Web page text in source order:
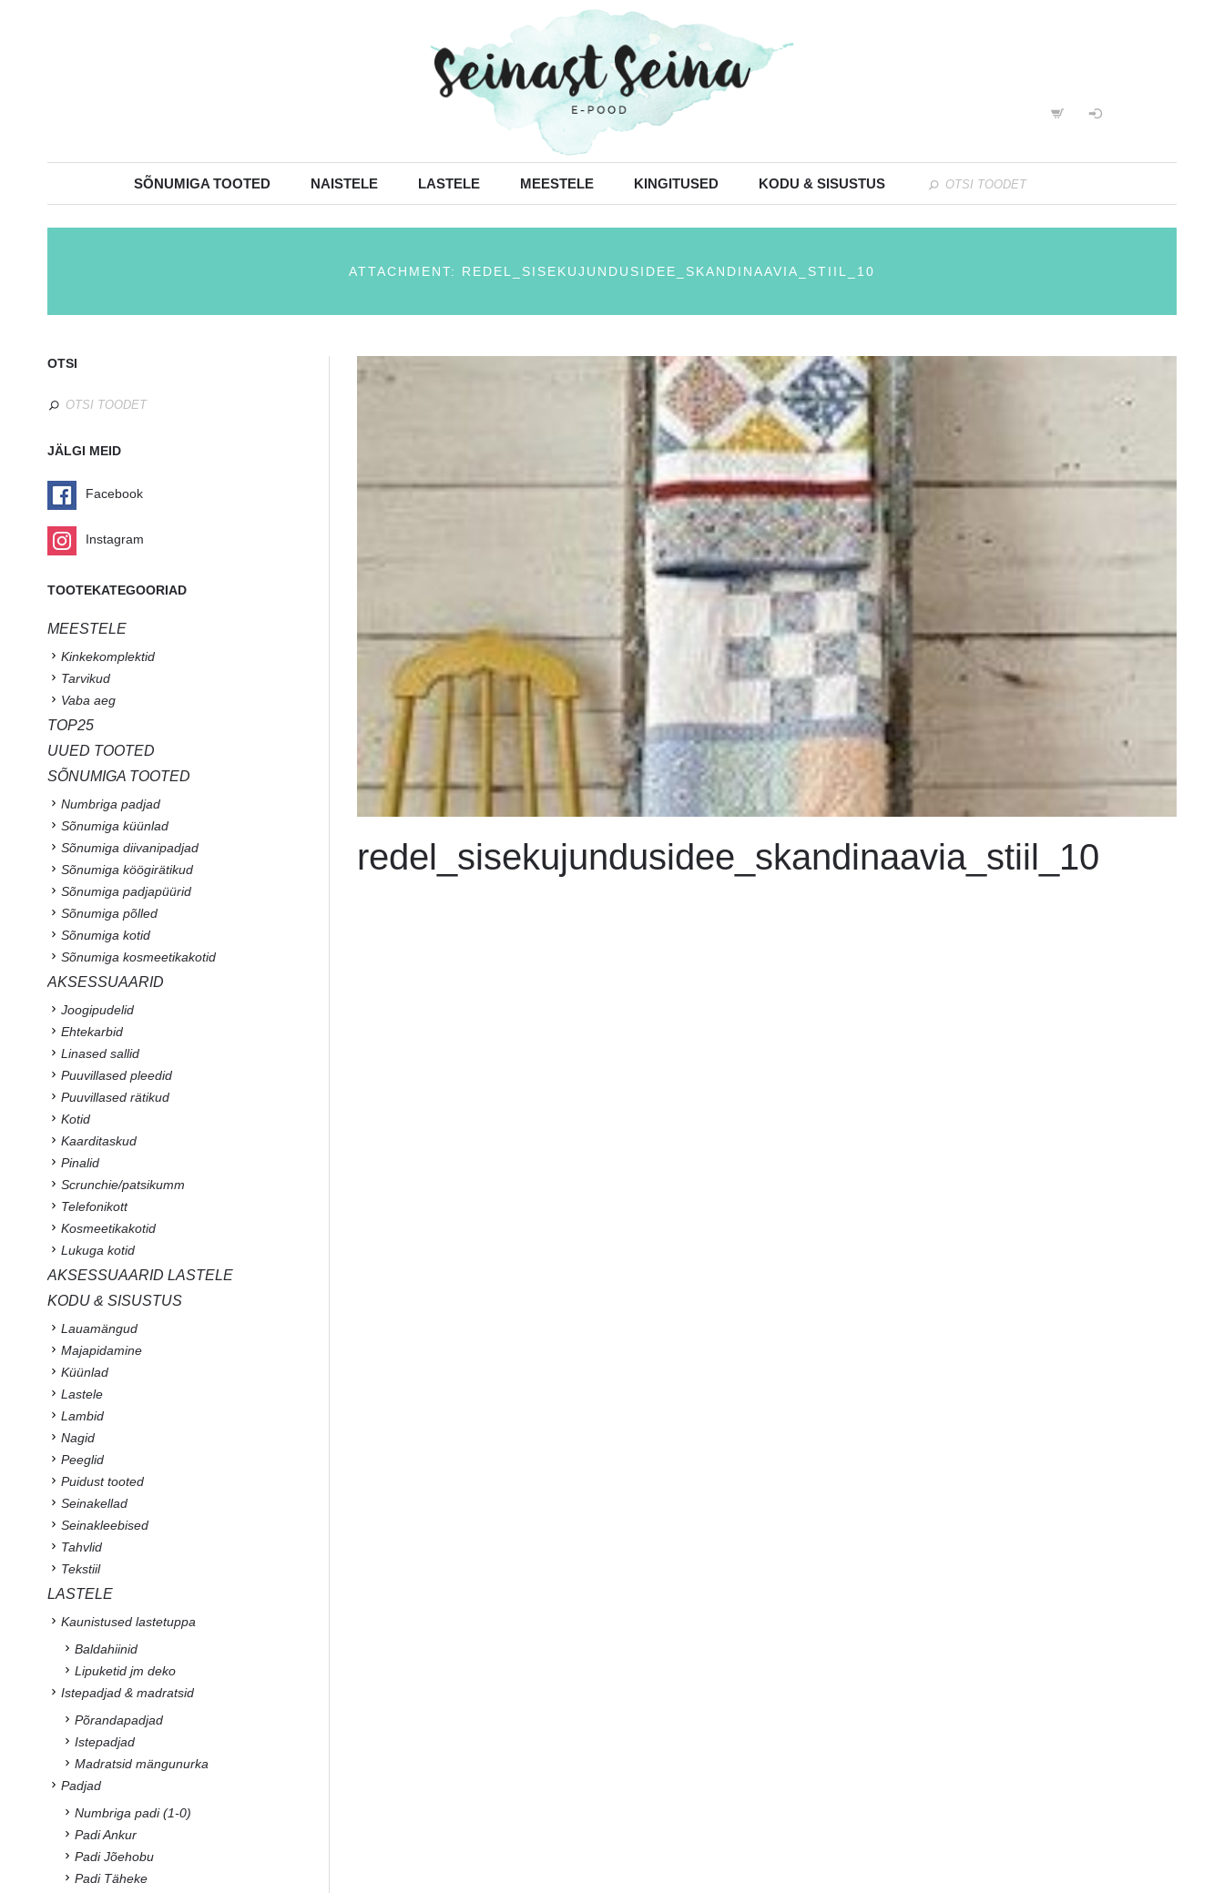
SÕNUMIGA TOOTED NAISTELE LASTELE MEESTELE KINGITUSED KODU & SISUSTUS
ATTACHMENT: REDEL_SISEKUJUNDUSIDEE_SKANDINAAVIA_STIIL_10
redel_sisekujundusidee_skandinaavia_stiil_10
OTSI
JÄLGI MEID
Facebook
Instagram
TOOTEKATEGOORIAD
MEESTELE
Kinkekomplektid
Tarvikud
Vaba aeg
TOP25
UUED TOOTED
SÕNUMIGA TOOTED
Numbriga padjad
Sõnumiga küünlad
Sõnumiga diivanipadjad
Sõnumiga köögirätikud
Sõnumiga padjapüürid
Sõnumiga põlled
Sõnumiga kotid
Sõnumiga kosmeetikakotid
AKSESSUAARID
Joogipudelid
Ehtekarbid
Linased sallid
Puuvillased pleedid
Puuvillased rätikud
Kotid
Kaarditaskud
Pinalid
Scrunchie/patsikumm
Telefonikott
Kosmeetikakotid
Lukuga kotid
AKSESSUAARID LASTELE
KODU & SISUSTUS
Lauamängud
Majapidamine
Küünlad
Lastele
Lambid
Nagid
Peeglid
Puidust tooted
Seinakellad
Seinakleebised
Tahvlid
Tekstiil
LASTELE
Kaunistused lastetuppa
Baldahiinid
Lipuketid jm deko
Istepadjad & madratsid
Põrandapadjad
Istepadjad
Madratsid mängunurka
Padjad
Numbriga padi (1-0)
Padi Ankur
Padi Jõehobu
Padi Täheke